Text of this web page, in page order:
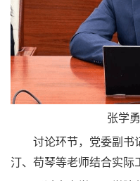
张学
讨论环节，党委副书
汀、苟琴等老师结合实际